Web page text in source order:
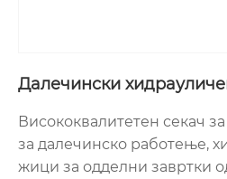
Далечински
Висококвалитетен секач
за далечинско работење,
жици за одделни завртки